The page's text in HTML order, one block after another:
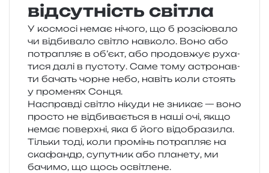
відсутність світла
У космо­сі немає нічо­го, що б роз­сі­ю­ва­ло
чи від­би­ва­ло сві­тло нав­ко­ло. Воно або
потра­пляє в об’єкт, або про­дов­жує руха­
ти­ся далі в пусто­ту. Саме тому астро­нав­
ти бачать чорне небо, навіть коли сто­ять
у про­ме­нях Сонця.
Насправді сві­тло ніку­ди не зни­кає — воно
про­сто не від­би­ва­є­ться в наші очі, якщо
немає поверх­ні, яка б його від­обра­зи­ла.
Тільки тоді, коли про­мінь потра­пляє на
ска­фандр, супу­тник або пла­не­ту, ми
бачи­мо, що щось освітлене.